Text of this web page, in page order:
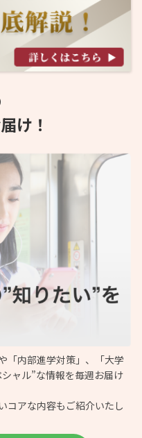
け！
「内部進学対策」、「大学
ャル”な情報を毎週お届け
コアな内容もご紹介いたし